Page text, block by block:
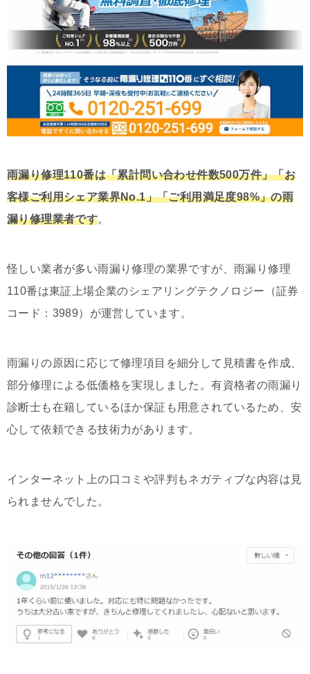
雨漏り修理110番は「累計問い合わせ件数500万件」「お
客様ご利用シェア業界No.1」「ご利用満足度98%」の雨
漏り修理業者です。
怪しい業者が多い雨漏り修理の業界ですが、雨漏り修理
110番は東証上場企業のシェアリングテクノロジー（証券
コード：3989）が運営しています。
雨漏りの原因に応じて修理項目を細分して見積書を作成、
部分修理による低価格を実現しました。有資格者の雨漏り
診断士も在籍しているほか保証も用意されているため、安
心して依頼できる技術力があります。
インターネット上の口コミや評判もネガティブな内容は見
られませんでした。